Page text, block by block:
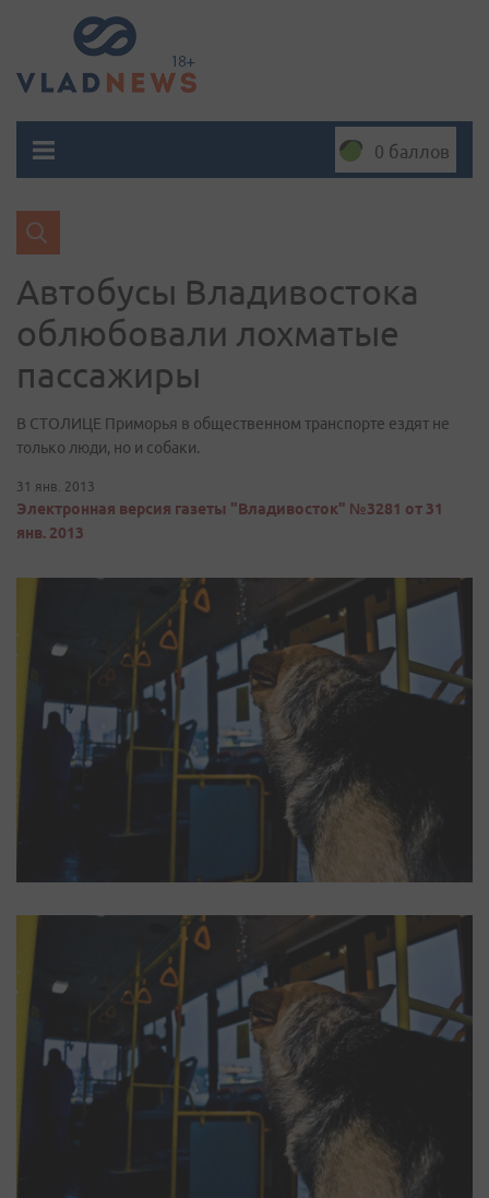
0 баллов
Автобусы Владивостока
облюбовали лохматые
пассажиры
В СТОЛИЦЕ Приморья в общественном транспорте ездят не
только люди, но и собаки.
31 янв. 2013
Электронная версия газеты "Владивосток" №3281 от 31
янв. 2013